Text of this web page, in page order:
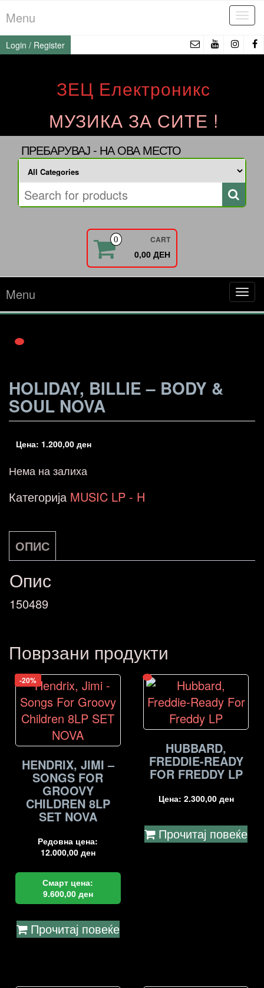
to
the
content
Menu
Login / Register
ЗЕЦ Електроникс
МУЗИКА ЗА СИТЕ !
ПРЕБАРУВАЈ - НА ОВА МЕСТО
0 CART
0,00 ДЕН
Menu
HOLIDAY, BILLIE – BODY &
SOUL NOVA
Цена: 1.200,00 ден
Нема на залиха
Категорија MUSIC LP - H
ОПИС
Опис
150489
Поврзани продукти
-20%
HENDRIX, JIMI –
SONGS FOR
GROOVY
CHILDREN 8LP
SET NOVA
Редовна цена:
12.000,00 ден
Смарт цена:
9.600,00 ден
Прочитај повеќе
HUBBARD,
FREDDIE-READY
FOR FREDDY LP
Цена: 2.300,00 ден
Прочитај повеќе